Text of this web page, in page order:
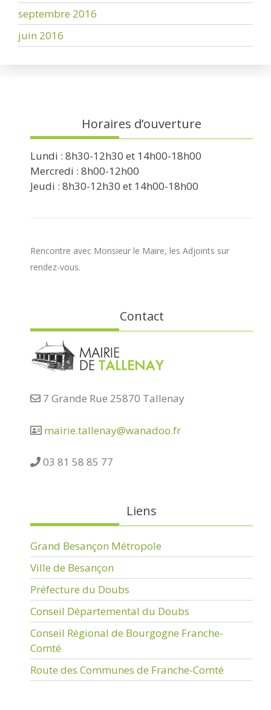
septembre 2016
juin 2016
Horaires d’ouverture
Lundi : 8h30-12h30 et 14h00-18h00
Mercredi : 8h00-12h00
Jeudi : 8h30-12h30 et 14h00-18h00
Rencontre avec Monsieur le Maire, les Adjoints sur
rendez-vous.
Contact
7 Grande Rue 25870 Tallenay
mairie.tallenay@wanadoo.fr
03 81 58 85 77
Liens
Grand Besançon Métropole
Ville de Besançon
Préfecture du Doubs
Conseil Départemental du Doubs
Conseil Régional de Bourgogne Franche-
Comté
Route des Communes de Franche-Comté